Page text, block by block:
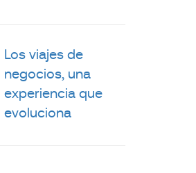
Los viajes de
negocios, una
experiencia que
evoluciona